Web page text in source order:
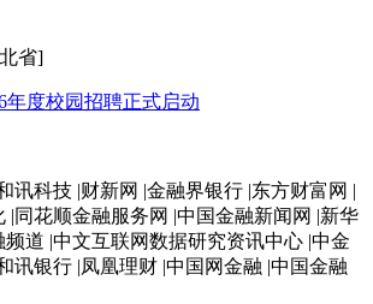
省]
年度校园招聘正式启动
讯科技 |财新网 |金融界银行 |东方财富网 |
|同花顺金融服务网 |中国金融新闻网 |新华
频道 |中文互联网数据研究资讯中心 |中金
讯银行 |凤凰理财 |中国网金融 |中国金融